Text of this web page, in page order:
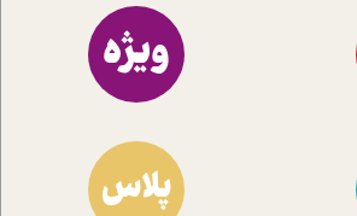
ویژه
پلاس